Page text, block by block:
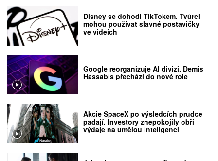
Disney se dohodl TikTokem. Tvůrci
mohou používat slavné postavičky
ve videích
Google reorganizuje AI divizi. Demis
Hassabis přechází do nové role
Akcie SpaceX po výsledcích prudce
padají. Investory znepokojily obří
výdaje na umělou inteligenci